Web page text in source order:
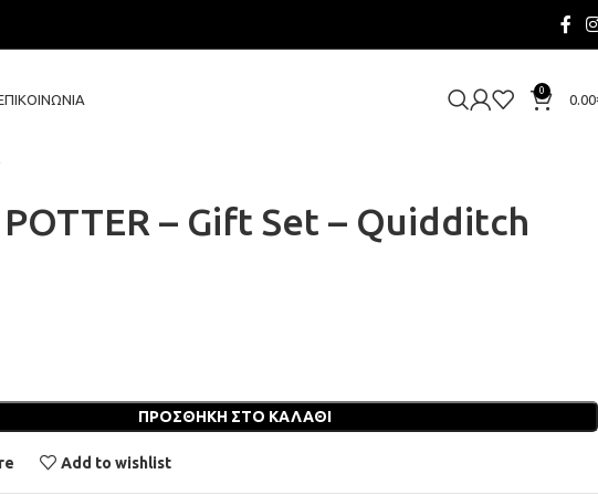
0
0.00
POTTER – Gift Set – Quidditch
ΠΡΟΣΘΉΚΗ ΣΤΟ ΚΑΛΆΘΙ
Add to wishlist